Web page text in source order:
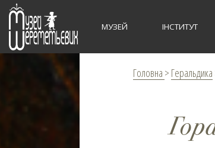
МУЗЕЙ ІНСТИТУТ
Головна > Геральдика